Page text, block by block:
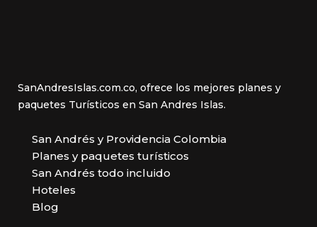
SanAndresIslas.com.co, ofrece los mejores planes y
paquetes Turísticos en San Andres Islas.
San Andrés y Providencia Colombia
Planes y paquetes turísticos
San Andrés todo incluido
Hoteles
Blog